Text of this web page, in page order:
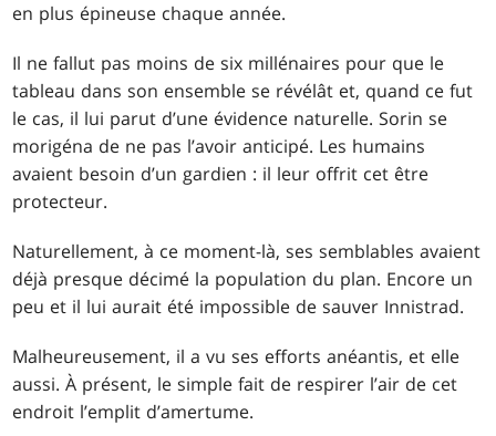
en plus épineuse chaque année.
Il ne fallut pas moins de six millénaires pour que le
tableau dans son ensemble se révélât et, quand ce fut
le cas, il lui parut d’une évidence naturelle. Sorin se
morigéna de ne pas l’avoir anticipé. Les humains
avaient besoin d’un gardien : il leur offrit cet être
protecteur.
Naturellement, à ce moment-là, ses semblables avaient
déjà presque décimé la population du plan. Encore un
peu et il lui aurait été impossible de sauver Innistrad.
Malheureusement, il a vu ses efforts anéantis, et elle
aussi. À présent, le simple fait de respirer l’air de cet
endroit l’emplit d’amertume.